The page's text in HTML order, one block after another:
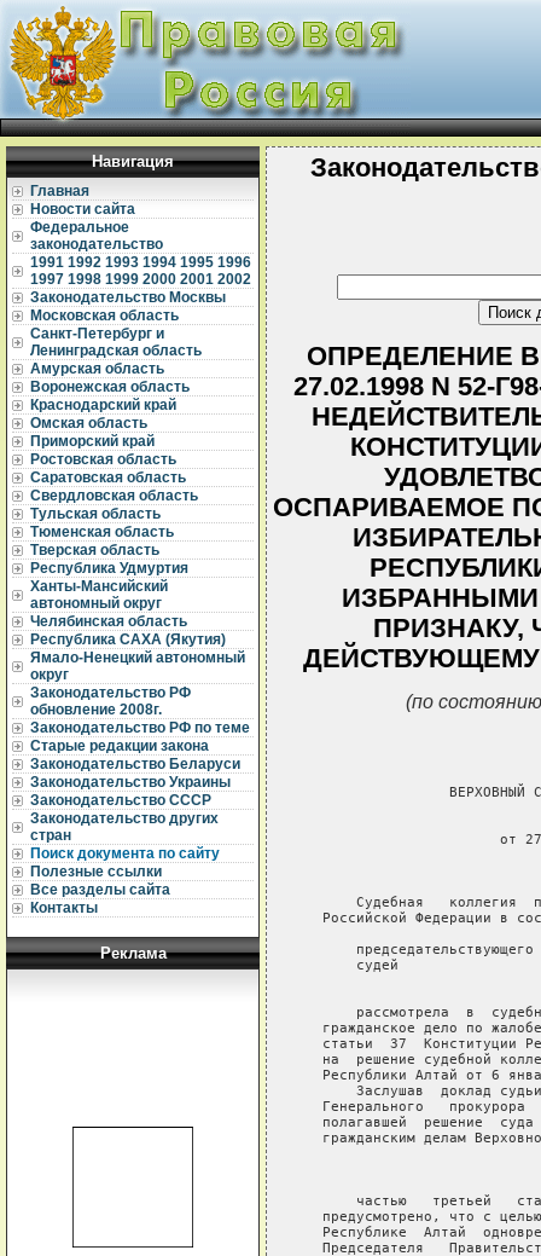
Навигация
Главная
Новости сайта
Федеральное
законодательство
1991 1992 1993 1994 1995 1996
1997 1998 1999 2000 2001 2002
Законодательство Москвы
Московская область
Санкт-Петербург и
Ленинградская область
Амурская область
Воронежская область
Краснодарский край
Омская область
Приморский край
Ростовская область
Саратовская область
Свердловская область
Тульская область
Тюменская область
Тверская область
Республика Удмуртия
Ханты-Мансийский
автономный округ
Челябинская область
Республика САХА (Якутия)
Ямало-Ненецкий автономный
округ
Законодательство РФ
обновление 2008г.
Законодательство РФ по теме
Старые редакции закона
Законодательство Беларуси
Законодательство Украины
Законодательство СССР
Законодательство других
стран
Поиск документа по сайту
Полезные ссылки
Все разделы сайта
Контакты
Реклама
ОПРЕДЕЛЕНИЕ
27.02.1998 N 52-
ОСПАРИВАЕМОЕ
ПРИЗНАКУ,
ДЕЙСТВУЮЩЕМУ
(по
ВЕРХОВНЫЙ
от
Судебная   коллегия
Российской Федерации в
судей
рассмотрела  в
гражданское дело по
статьи  37  Конституции
на  решение судебной
Республики Алтай от 6
Заслушав  доклад
Генерального   прокурора
полагавшей  решение
гражданским делам
частью   третьей
предусмотрено, что с
Республике  Алтай
Председателя